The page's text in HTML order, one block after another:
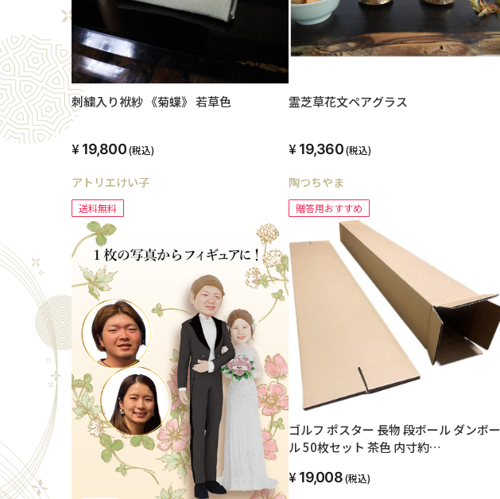
刺繍入り袱紗 《菊蝶》 若草色
19,800(税込)
アトリエけい子
送料無料
霊芝草花文ペアグラス
19,360(税込)
陶つちやま
贈答用おすすめ
ゴルフ ポスター 長物 段ボール ダンボー
ル 50枚セット 茶色 内寸約
5mm 日本製 ゴルフクラブ ポスター 長
19,008(税込)